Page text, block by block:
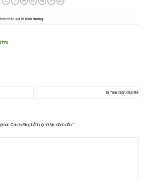
nhãn giá rẻ bình dương.
In Tem Dán Giá Rẻ
khai.Các trường bắt buộc được đánh dấu*